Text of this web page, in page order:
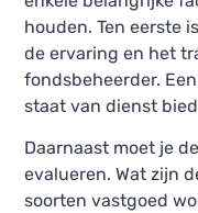
houden. Ten eerste
de ervaring en het
fondsbeheerder.
staat van dienst
Daarnaast moet je
evalueren. Wat zijn
soorten vastgoed